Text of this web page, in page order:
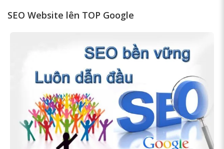
SEO Website lên TOP Google